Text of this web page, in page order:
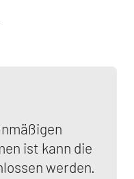
ist kann die
werden.